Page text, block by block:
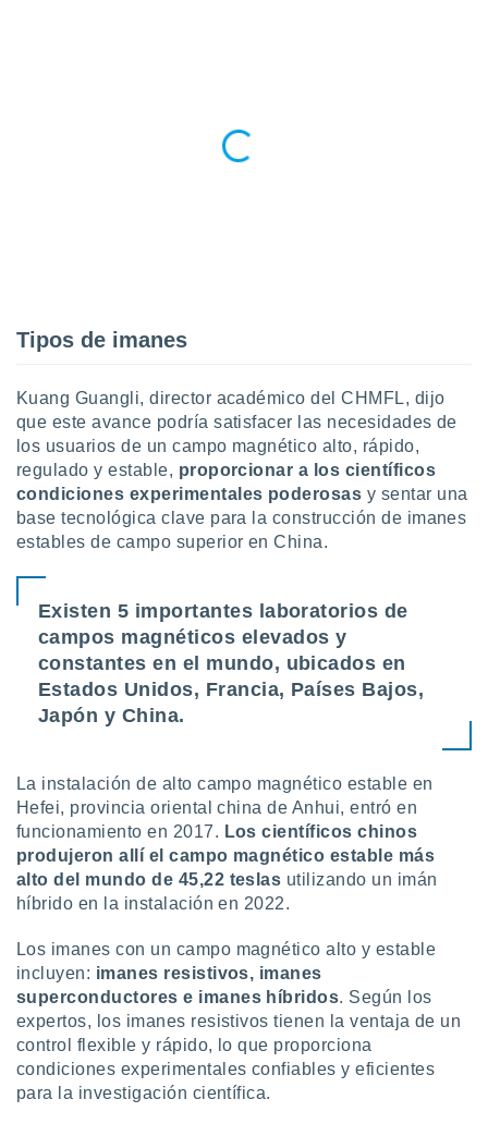
o a través
de
uso de
con el
publicidad
1199
Tipos de imanes
Kuang Guangli, director académico del CHMFL, dijo
que este avance podría satisfacer las necesidades de
los usuarios de un campo magnético alto, rápido,
regulado y estable, proporcionar a los científicos
condiciones experimentales poderosas y sentar una
base tecnológica clave para la construcción de imanes
estables de campo superior en China.
Existen 5 importantes laboratorios de
campos magnéticos elevados y
constantes en el mundo, ubicados en
Estados Unidos, Francia, Países Bajos,
Japón y China.
La instalación de alto campo magnético estable en
Hefei, provincia oriental china de Anhui, entró en
funcionamiento en 2017. Los científicos chinos
produjeron allí el campo magnético estable más
alto del mundo de 45,22 teslas utilizando un imán
híbrido en la instalación en 2022.
Los imanes con un campo magnético alto y estable
incluyen: imanes resistivos, imanes
superconductores e imanes híbridos. Según los
expertos, los imanes resistivos tienen la ventaja de un
control flexible y rápido, lo que proporciona
condiciones experimentales confiables y eficientes
para la investigación científica.